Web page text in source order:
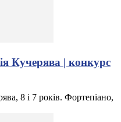
Кучерява | конкурс
8 і 7 років. Фортепіано,